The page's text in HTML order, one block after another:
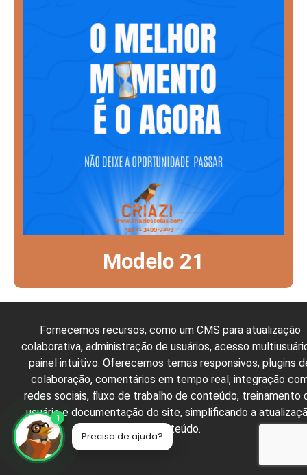
1
Precisa de ajuda?
Modelo 21
Fornecemos recursos, como um CMS para atualização
colaborativa, administração de usuários, acesso
painel intuitivo. Oferecemos temas responsivos, plugins
colaboração, comentários em tempo real, integração
redes sociais, fluxo de trabalho de conteúdo, treinamento
usuário e documentação do site, simplificando a
de conteúdo.